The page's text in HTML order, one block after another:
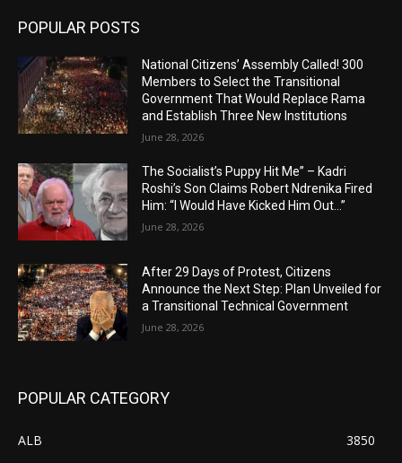
POPULAR POSTS
National Citizens’ Assembly Called! 300
Members to Select the Transitional
Government That Would Replace Rama
and Establish Three New Institutions
June 28, 2026
The Socialist’s Puppy Hit Me” – Kadri
Roshi’s Son Claims Robert Ndrenika Fired
Him: “I Would Have Kicked Him Out…”
June 28, 2026
After 29 Days of Protest, Citizens
Announce the Next Step: Plan Unveiled for
a Transitional Technical Government
June 28, 2026
POPULAR CATEGORY
ALB
3850